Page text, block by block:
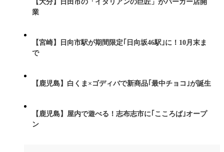
【大分】日田市の「イタリアンの巨匠」がバーガー店開
業
【宮崎】日向市駅が期間限定｢日向坂46駅｣に！10月末ま
で
【鹿児島】白くま×ゴディバで新商品｢最中チョコ｣が誕生
【鹿児島】屋内で遊べる！志布志市に｢こころば｣オープ
ン